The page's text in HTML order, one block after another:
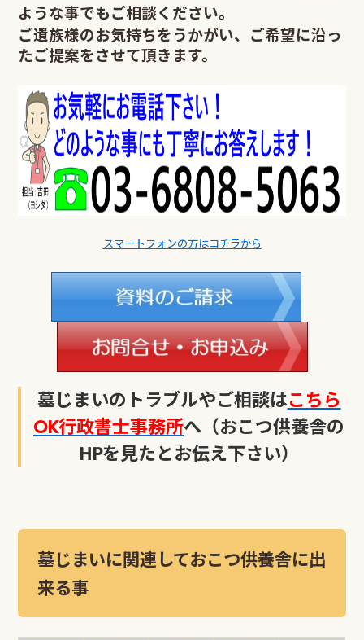
ような事でもご相談ください。
ご遺族様のお気持ちをうかがい、ご希望に沿っ
たご提案をさせて頂きます。
スマートフォンの方はコチラから
墓じまいのトラブルやご相談はこちら
OK行政書士事務所へ（おこつ供養舎の
HPを見たとお伝え下さい）
墓じまいに関連しておこつ供養舎に出
来る事